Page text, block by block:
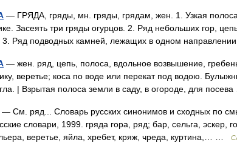
— ГРЯДА, гряды, мн. гряды, грядам, жен. 1. Узкая
Засеять три гряды огурцов. 2. Ряд небольших гор,
3. Ряд подводных камней, лежащих в одном
— жен. ряд, цепь, полоса, вдольное возвышение,
веретье; коса по воде или перекат под водою.
| Взрытая полоса земли в саду, в огороде, для
— См. ряд... Словарь русских синонимов и сходных по
словари, 1999. гряда гора, ряд; бар, сельга, эскер,
веретье, яйла, хребет, кряж, чреда, куртина,… …